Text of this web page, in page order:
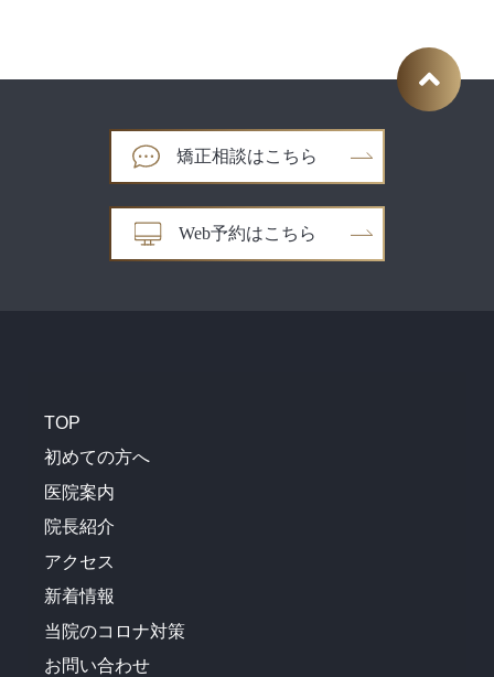
矯正相談はこちら
Web予約はこちら
TOP
初めての方へ
医院案内
院長紹介
アクセス
新着情報
当院のコロナ対策
お問い合わせ